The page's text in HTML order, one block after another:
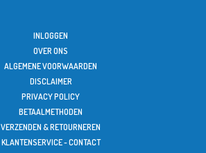
INLOGGEN
OVER ONS
ALGEMENE VOORWAARDEN
DISCLAIMER
PRIVACY POLICY
BETAALMETHODEN
VERZENDEN & RETOURNEREN
KLANTENSERVICE - CONTACT